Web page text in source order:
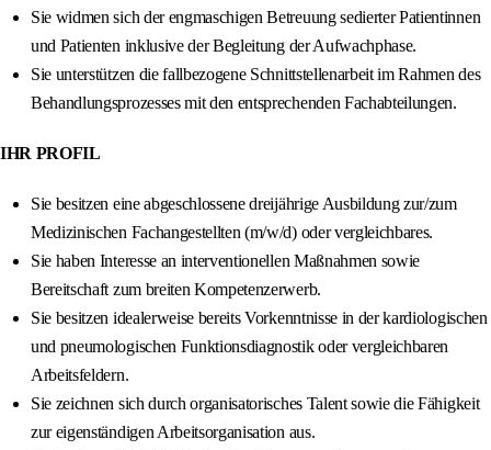
Sie widmen sich der engmaschigen Betreuung sedierter Patientinnen
und Patienten inklusive der Begleitung der Aufwachphase.
Sie unterstützen die fallbezogene Schnittstellenarbeit im Rahmen des
Behandlungsprozesses mit den entsprechenden Fachabteilungen.
IHR PROFIL
Sie besitzen eine abgeschlossene dreijährige Ausbildung zur/zum
Medizinischen Fachangestellten (m/w/d) oder vergleichbares.
Sie haben Interesse an interventionellen Maßnahmen sowie
Bereitschaft zum breiten Kompetenzerwerb.
Sie besitzen idealerweise bereits Vorkenntnisse in der kardiologischen
und pneumologischen Funktionsdiagnostik oder vergleichbaren
Arbeitsfeldern.
Sie zeichnen sich durch organisatorisches Talent sowie die Fähigkeit
zur eigenständigen Arbeitsorganisation aus.